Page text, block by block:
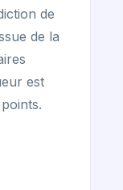
de
de la
est